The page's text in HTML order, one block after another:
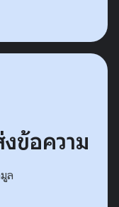
ข้อความ
ล